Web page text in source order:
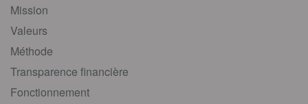
Mission
Valeurs
Méthode
Transparence financière
Fonctionnement